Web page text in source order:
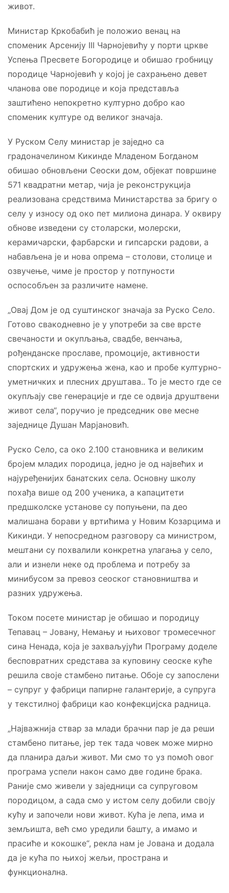
живот.
Министар Кркобабић је положио венац на
споменик Арсенију III Чарнојевићу у порти цркве
Успења Пресвете Богородице и обишао гробницу
породице Чарнојевић у којој је сахрањено девет
чланова ове породице и која представља
заштићено непокретно културно добро као
споменик културе од великог значаја.
У Руском Селу министар је заједно са
градоначелином Кикинде Младеном Богданом
обишао обновљени Сеоски дом, објекат површине
571 квадратни метар, чија је реконструкција
реализована средствима Министарства за бригу о
селу у износу од око пет милиона динара. У оквиру
обнове изведени су столарски, молерски,
керамичарски, фарбарски и гипсарски радови, а
набављена је и нова опрема – столови, столице и
озвучење, чиме је простор у потпуности
оспособљен за различите намене.
„Овај Дом је од суштинског значаја за Руско Село.
Готово свакодневно је у употреби за све врсте
свечаности и окупљања, свадбе, венчања,
рођенданске прославе, промоције, активности
спортских и удружења жена, као и пробе културно-
уметничких и плесних друштава.. То је место где се
окупљају све генерације и где се одвија друштвени
живот села“, поручио је председник ове месне
заједнице Душан Марјановић.
Руско Село, са око 2.100 становника и великим
бројем младих породица, једно је од највећих и
најуређенијих банатских села. Основну школу
похађа више од 200 ученика, а капацитети
предшколскe установe су попуњени, па део
малишана борави у вртићима у Новим Козарцима и
Кикинди. У непосредном разговору са министром,
мештани су похвалили конкретна улагања у село,
али и изнели неке од проблема и потребу за
минибусом за превоз сеоског становништва и
разних удружења.
Током посете министар је обишао и породицу
Тепавац – Јовану, Немању и њиховог тромесечног
сина Ненада, која је захваљујући Програму доделе
бесповратних средстава за куповину сеоске куће
решила своје стамбено питање. Обоје су запослени
– супруг у фабрици папирне галантерије, а супруга
у текстилној фабрици као конфекцијска радница.
„Најважнија ствар за млади брачни пар је да реши
стамбено питање, јер тек тада човек може мирно
да планира даљи живот. Ми смо то уз помоћ овог
програма успели након само две године брака.
Раније смо живели у заједници са супруговом
породицом, а сада смо у истом селу добили своју
кућу и започели нови живот. Кућа је лепа, има и
земљишта, већ смо уредили башту, а имамо и
прасиће и кокошке“, рекла нам је Јована и додала
да је кућа по њихој жељи, пространа и
функционална.